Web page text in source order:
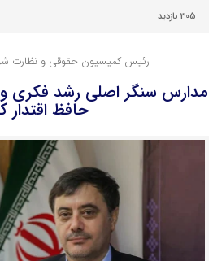
305 بازدید
رئیس کمیسیون حقوقی و نظارت
مدارس سنگر اصلی رشد فکری و
حافظ اقتدار